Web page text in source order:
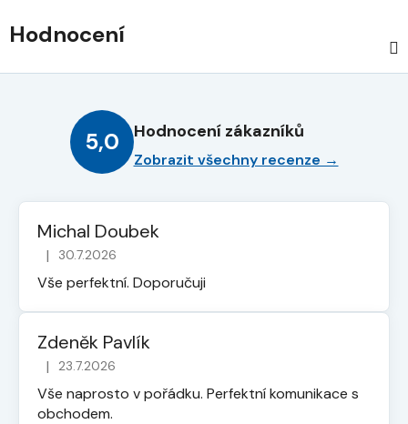
Hodnocení
5,0 Hodnocení zákazníků
Zobrazit všechny recenze →
Michal Doubek
Hodnocení obchodu je 5 z 5 hvězdiček.
| 30.7.2026
Vše perfektní. Doporučuji
Zdeněk Pavlík
Hodnocení obchodu je 5 z 5 hvězdiček.
| 23.7.2026
Vše naprosto v pořádku. Perfektní komunikace s
obchodem.